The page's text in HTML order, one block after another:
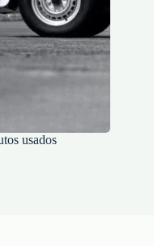
usados